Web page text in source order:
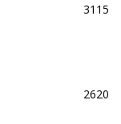
3115
2620